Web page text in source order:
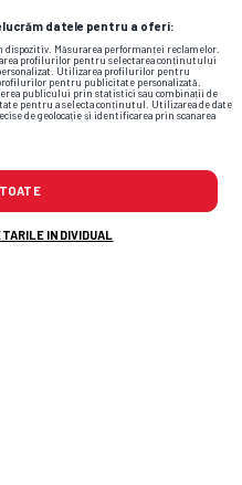
surprins în tribune la Inter –
datele pentru a oferi:
dispozitiv. Măsurarea performanței reclamelor.
profilurilor pentru selectarea conținutului
Utilizarea profilurilor pentru
pentru publicitate personalizată.
publicului prin statistici sau combinații de
pentru a selecta conținutul. Utilizarea de date
de geolocație și identificarea prin scanarea
INDIVIDUAL